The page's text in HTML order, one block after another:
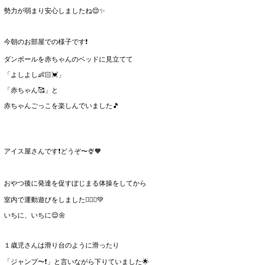
勢力が弱まり安心しましたね😌✨
今朝のお部屋での様子です❗️
ダンボールを赤ちゃんのベッドに見立てて
「よしよし👶🏻💓」
「赤ちゃん🥰」と
赤ちゃんごっこを楽しんでいました🎵
アイス屋さんです❗️どうぞ〜🍨🧡
おやつ後に発達を促すぽじまる体操をしてから
室内で運動遊びをしました🤸🏻‍♂️💚
いちに、いちに😌🌼
１歳児さんは滑り台のように滑ったり
「ジャンプ〜❗️」と言いながら下りていました🌟